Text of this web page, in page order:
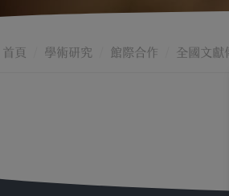
首頁 學術研究 館際合作 全國文獻